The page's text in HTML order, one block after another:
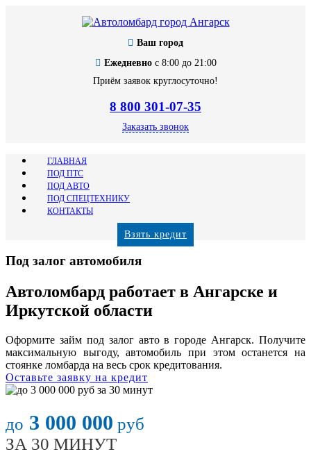
Ваш город
Ежедневнос 8:00 до 21:00
Приём заявок круглосуточно!
8 800 301-07-35
Заказать звонок
ГЛАВНАЯ
ПОД ПТС
ПОД АВТО
ПОД СПЕЦТЕХНИКУ
КОНТАКТЫ
Взять кредит
Под залог автомобиля
Автоломбард работает в Ангарске и
Иркутской области
Оформите займ под залог авто в городе Ангарск. Получите
максимальную выгоду, автомобиль при этом останется на
стоянке ломбарда на весь срок кредитования.
Оставьте заявку на кредит
до 3 000 000 руб
ЗА 30 МИНУТ